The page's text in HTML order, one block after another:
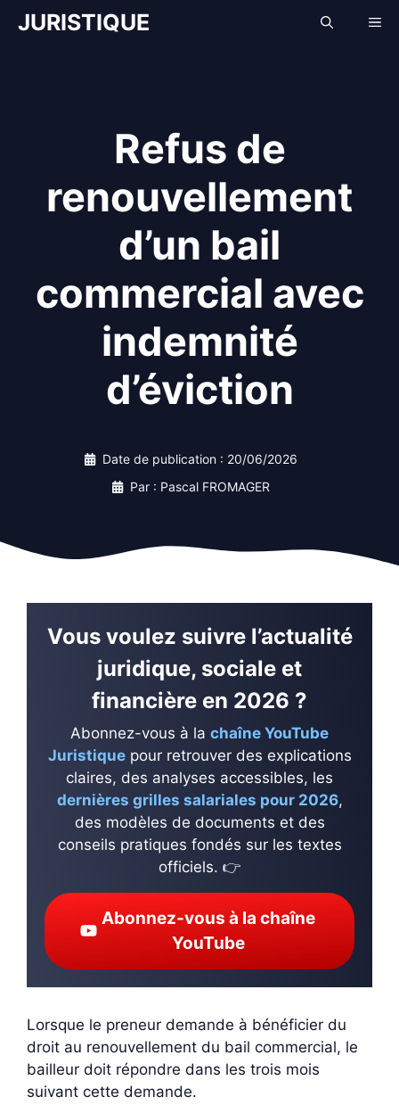
AllerJURISTIQUE
Refus de
renouvellement
d’un bail
commercial avec
indemnité
d’éviction
Date de publication : 20/06/2026
Par : Pascal FROMAGER
Vous voulez suivre l’actualité
juridique, sociale et
financière en 2026 ?
Abonnez-vous à la chaîne YouTube
Juristiquepour retrouver des explications
claires, des analyses accessibles, les
dernières grilles salariales pour 2026,
des modèles de documents et des
conseils pratiques fondés sur les textes
officiels. 👉
Abonnez-vous à la chaîne
YouTube
Lorsque le preneur demande à bénéficier du
droit au renouvellement du bail commercial, le
bailleur doit répondre dans les trois mois
suivant cette demande.